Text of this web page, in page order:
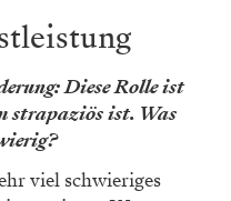
Diese Rolle ist
strapaziös ist. Was
viel schwieriges